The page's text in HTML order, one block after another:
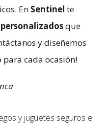
En Sentinel te
que
y diseñemos
cada ocasión!
y juguetes seguros e